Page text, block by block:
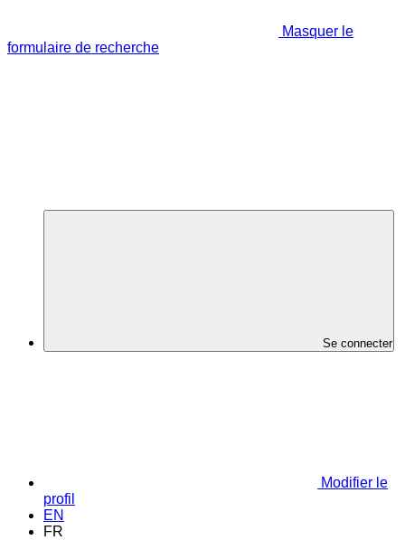
Masquer le
formulaire de recherche
Se connecter
Modifier le
profil
EN
FR